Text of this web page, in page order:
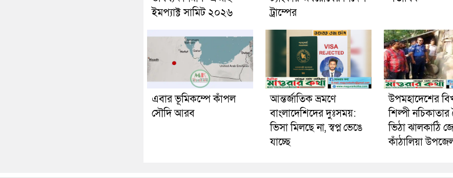
ইমপ্যাক্ট সামিট ২০২৬
ট্রাম্পের
এবার ভূমিকম্পে কাঁপল
সৌদি আরব
আন্তর্জাতিক ভ্রমণে
বাংলাদেশিদের দুঃসময়:
ভিসা মিলছে না, স্বপ্ন ভেঙে
যাচ্ছে
উপমহাদেশের
শিল্পী নচিকাতার
ভিঠা ঝালকাঠি
কাঁঠালিয়া